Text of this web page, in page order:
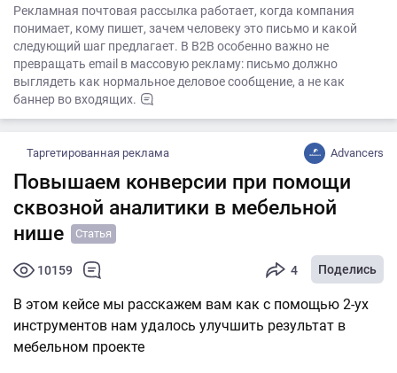
Рекламная почтовая рассылка работает, когда компания
понимает, кому пишет, зачем человеку это письмо и какой
следующий шаг предлагает. В B2B особенно важно не
превращать email в массовую рекламу: письмо должно
выглядеть как нормальное деловое сообщение, а не как
баннер во входящих.
Таргетированная реклама Advancers
Повышаем конверсии при помощи
сквозной аналитики в мебельной
нише
Статья
10159 4 Поделись
В этом кейсе мы расскажем вам как с помощью 2-ух
инструментов нам удалось улучшить результат в
мебельном проекте